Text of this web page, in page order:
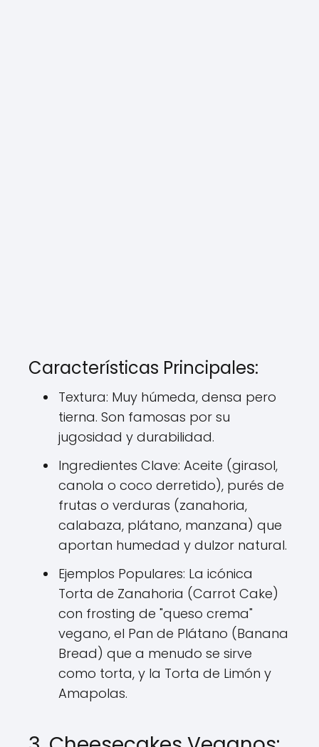
Características Principales:
Textura: Muy húmeda, densa pero
tierna. Son famosas por su
jugosidad y durabilidad.
Ingredientes Clave: Aceite (girasol,
canola o coco derretido), purés de
frutas o verduras (zanahoria,
calabaza, plátano, manzana) que
aportan humedad y dulzor natural.
Ejemplos Populares: La icónica
Torta de Zanahoria (Carrot Cake)
con frosting de "queso crema"
vegano, el Pan de Plátano (Banana
Bread) que a menudo se sirve
como torta, y la Torta de Limón y
Amapolas.